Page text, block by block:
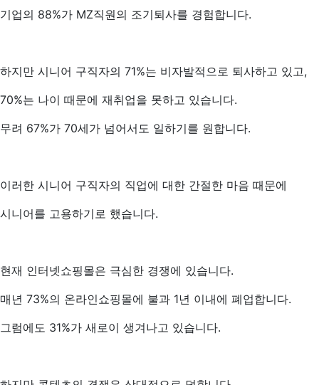
기업의 88%가 MZ직원의 조기퇴사를 경험합니다.
하지만 시니어 구직자의 71%는 비자발적으로 퇴사하고 있고,
70%는 나이 때문에 재취업을 못하고 있습니다.
무려 67%가 70세가 넘어서도 일하기를 원합니다.
이러한 시니어 구직자의 직업에 대한 간절한 마음 때문에
시니어를 고용하기로 했습니다.
현재 인터넷쇼핑몰은 극심한 경쟁에 있습니다.
매년 73%의 온라인쇼핑몰에 불과 1년 이내에 폐업합니다.
그럼에도 31%가 새로이 생겨나고 있습니다.